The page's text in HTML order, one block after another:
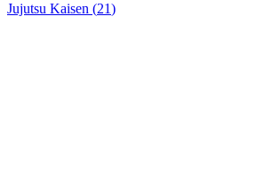
Jujutsu Kaisen (21)